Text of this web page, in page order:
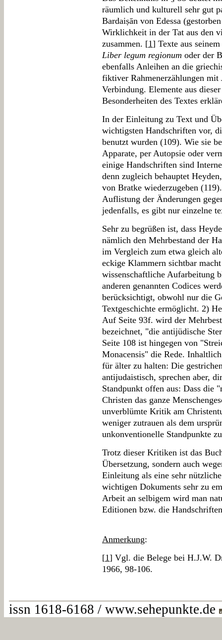
räumlich und kulturell sehr gut
Bardaiṣān von Edessa
Wirklichkeit in der Tat aus den
zusammen. [1] Texte aus
Liber legum regionum oder der
ebenfalls Anleihen an die
fiktiver Rahmenerzählungen
Verbindung. Elemente aus
Besonderheiten des Textes
In der Einleitung zu Text und
wichtigsten Handschriften vor,
benutzt wurden (109). Wie sie
Apparate, per Autopsie oder
einige Handschriften sind
denn zugleich behauptet
von Bratke wiederzugeben
Auflistung der Änderungen
jedenfalls, es gibt nur einzelne
Sehr zu begrüßen ist, dass
nämlich den Mehrbestand der
im Vergleich zum etwa gleich
eckige Klammern sichtbar
wissenschaftliche Aufarbeitung
anderen genannten Codices
berücksichtigt, obwohl nur die
Textgeschichte ermöglicht. 2)
Auf Seite 93f. wird der
bezeichnet, "die antijüdische
Seite 108 ist hingegen von
Monacensis" die Rede.
für älter zu halten: Die
antijudaistisch, sprechen aber,
Standpunkt offen aus: Dass die
Christen das ganze
unverblümte Kritik am
weniger zutrauen als dem
unkonventionelle Standpunkte
Trotz dieser Kritiken ist das
Übersetzung, sondern auch
Einleitung als eine sehr
wichtigen Dokuments sehr zu
Arbeit an selbigem wird man
Editionen bzw. die
Anmerkung:
[1] Vgl. die Belege bei H.J.W.
1966, 98-106.
issn 1618-6168 / www.sehepunkte.de